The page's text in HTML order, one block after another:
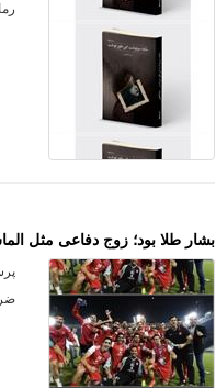
بشار طلا بود؛ زوج دفاعی مثل